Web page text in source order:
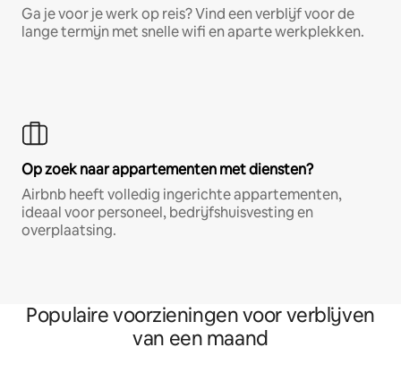
Ga je voor je werk op reis? Vind een verblijf voor de
lange termijn met snelle wifi en aparte werkplekken.
Op zoek naar appartementen met diensten?
Airbnb heeft volledig ingerichte appartementen,
ideaal voor personeel, bedrijfshuisvesting en
overplaatsing.
Populaire voorzieningen voor verblijven
van een maand